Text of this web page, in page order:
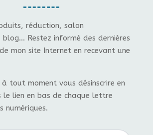
réduction, salon
blog... Restez informé des dernières
mon site Internet en recevant une
tout moment vous désinscrire en
le lien en bas de chaque lettre
numériques.